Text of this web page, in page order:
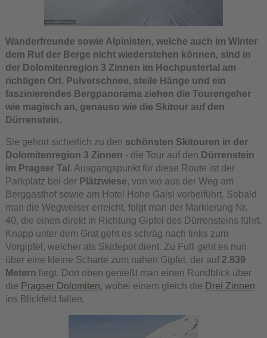
Wanderfreunde sowie Alpinisten, welche auch im Winter
dem Ruf der Berge nicht wiederstehen können, sind in
der Dolomitenregion 3 Zinnen im Hochpustertal am
richtigen Ort. Pulverschnee, steile Hänge und ein
faszinierendes Bergpanorama ziehen die Tourengeher
wie magisch an, genauso wie die Skitour auf den
Dürrenstein.
Sie gehört sicherlich zu den schönsten Skitouren in der
Dolomitenregion 3 Zinnen - die Tour auf den Dürrenstein
im Pragser Tal . Ausgangspunkt für diese Route ist der
Parkplatz bei der Plätzwiese, von wo aus der Weg am
Berggasthof sowie am Hotel Hohe Gaisl vorbeiführt. Sobald
man die Wegweiser erreicht, folgt man der Markierung Nr.
40, die einen direkt in Richtung Gipfel des Dürrensteins führt.
Knapp unter dem Grat geht es schräg nach links zum
Vorgipfel, welcher als Skidepot dient. Zu Fuß geht es nun
über eine kleine Scharte zum nahen Gipfel, der auf 2.839
Metern liegt. Dort oben genießt man einen Rundblick über
die Pragser Dolomiten, wobei einem gleich die Drei Zinnen
ins Blickfeld fallen.